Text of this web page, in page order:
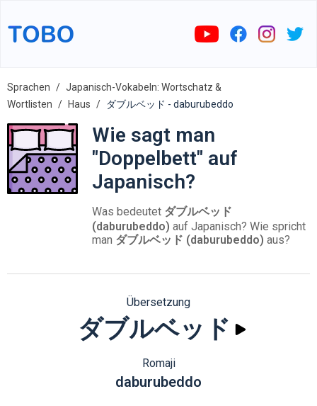
Sprachen
Japanisch-Vokabeln: Wortschatz &
Wortlisten
Haus ダブルベッド - daburubeddo
Wie sagt man
"Doppelbett" auf
Japanisch?
Was bedeutet ダブルベッド
(daburubeddo) auf Japanisch? Wie spricht
man ダブルベッド (daburubeddo) aus?
Übersetzung
ダブルベッド
Romaji
daburubeddo